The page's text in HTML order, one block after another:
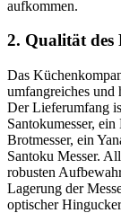
aufkommen.
2. Qualität des
Das
umfangreiches und
Der Lieferumfang
Santokumesser,
Brotmesser, ein
Santoku Messer.
robusten
Lagerung der
optischer